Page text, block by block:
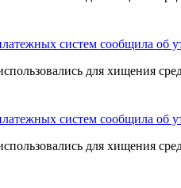
систем сообщила об
для хищения
систем сообщила об
для хищения